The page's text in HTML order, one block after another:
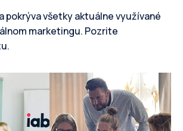
pokrýva všetky aktuálne využívané
marketingu. Pozrite